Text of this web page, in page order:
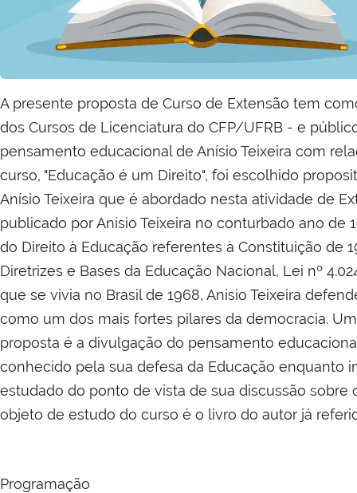
A presente proposta de Curso de Extensão tem
dos Cursos de Licenciatura do CFP/UFRB - e
pensamento educacional de Anísio Teixeira com
curso, "Educação é um Direito", foi escolhido
Anísio Teixeira que é abordado nesta atividade de
publicado por Anísio Teixeira no conturbado ano
do Direito à Educação referentes à Constituição de
Diretrizes e Bases da Educação Nacional, Lei nº
que se vivia no Brasil de 1968, Anísio Teixeira
como um dos mais fortes pilares da democracia.
proposta é a divulgação do pensamento
conhecido pela sua defesa da Educação enquanto
estudado do ponto de vista de sua discussão sobre
objeto de estudo do curso é o livro do autor já
Programação